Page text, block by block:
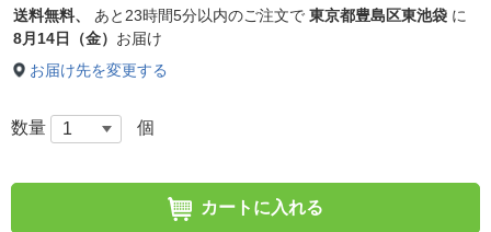
送料無料、 あと 23時間5分以内のご注文で 東京都豊島区東池袋 に
8月14日（金） お届け
お届け先を変更する
数量 個
カートに入れる